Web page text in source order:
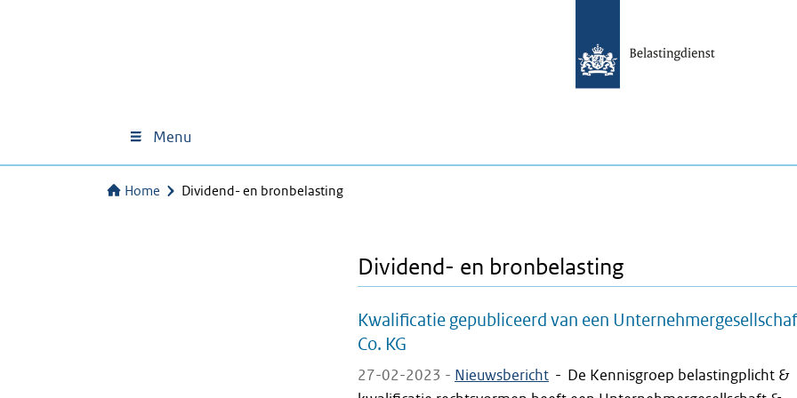
Menu
Home Dividend- en bronbelasting
Dividend- en bronbelasting
Kwalificatie gepubliceerd van een
Co. KG
27-02-2023 - Nieuwsbericht - De Kennisgroep belastingplicht &